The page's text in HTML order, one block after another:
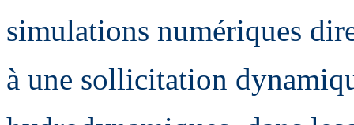
simulations numériques
à une sollicitation